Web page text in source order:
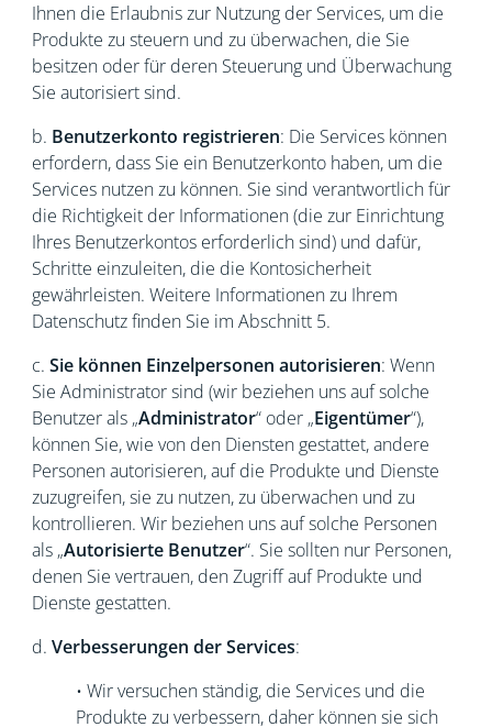
Ihnen die Erlaubnis zur Nutzung der Services, um die
Produkte zu steuern und zu überwachen, die Sie
besitzen oder für deren Steuerung und Überwachung
Sie autorisiert sind.
b. Benutzerkonto registrieren: Die Services können
erfordern, dass Sie ein Benutzerkonto haben, um die
Services nutzen zu können. Sie sind verantwortlich für
die Richtigkeit der Informationen (die zur Einrichtung
Ihres Benutzerkontos erforderlich sind) und dafür,
Schritte einzuleiten, die die Kontosicherheit
gewährleisten. Weitere Informationen zu Ihrem
Datenschutz finden Sie im Abschnitt 5.
c. Sie können Einzelpersonen autorisieren: Wenn
Sie Administrator sind (wir beziehen uns auf solche
Benutzer als „Administrator“ oder „Eigentümer“),
können Sie, wie von den Diensten gestattet, andere
Personen autorisieren, auf die Produkte und Dienste
zuzugreifen, sie zu nutzen, zu überwachen und zu
kontrollieren. Wir beziehen uns auf solche Personen
als „Autorisierte Benutzer“. Sie sollten nur Personen,
denen Sie vertrauen, den Zugriff auf Produkte und
Dienste gestatten.
d. Verbesserungen der Services:
• Wir versuchen ständig, die Services und die
Produkte zu verbessern, daher können sie sich